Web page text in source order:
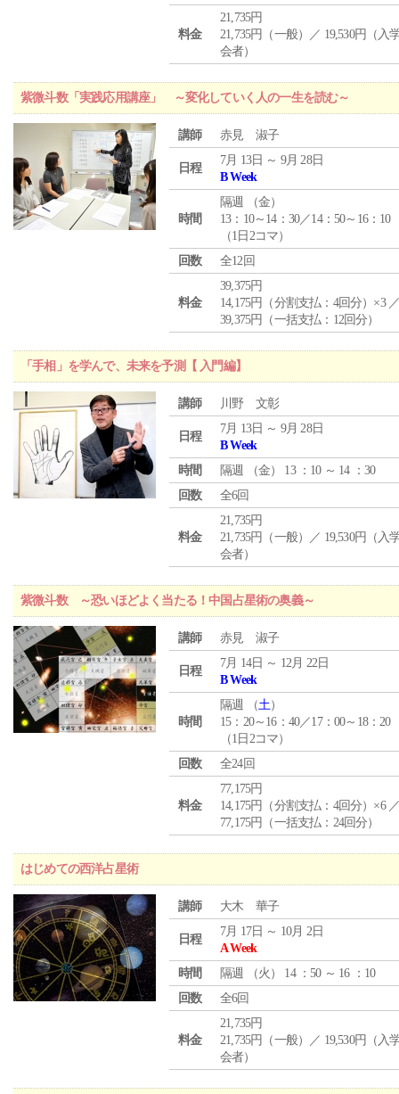
料金
21,735円
21,735円（一般）／ 19,530円（入
会者）
紫微斗数「実践応用講座」 ～変化していく人の一生を読む～
講師 赤見 淑子
日程
7月 13日 ～ 9月 28日
B Week
時間
隔週 （金）
13：10～14：30／14：50～16：10
（1日2コマ）
回数
全12回
料金
39,375円
14,175円（分割支払：4回分）×3
39,375円（一括支払：12回分）
「手相」を学んで、未来を予測【 入門編】
講師 川野 文彰
日程
7月 13日 ～ 9月 28日
B Week
時間
隔週 （金） 13 ：10 ～ 14 ：30
回数
全6回
料金
21,735円
21,735円（一般）／ 19,530円（入
会者）
紫微斗数 ～恐いほどよく当たる！中国占星術の奥義～
講師 赤見 淑子
日程
7月 14日 ～ 12月 22日
B Week
時間
隔週 （土）
15：20～16：40／17：00～18：20
（1日2コマ）
回数
全24回
料金
77,175円
14,175円（分割支払：4回分）×6
77,175円（一括支払：24回分）
はじめての西洋占星術
講師 大木 華子
日程
7月 17日 ～ 10月 2日
A Week
時間
隔週 （火 ） 14 ：50 ～ 16 ：10
回数
全6回
料金
21,735円
21,735円（一般）／ 19,530円（入
会者）